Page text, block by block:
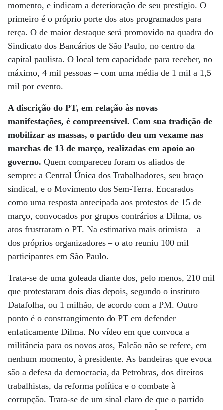
momento, e indicam a deterioração de seu prestígio. O
primeiro é o próprio porte dos atos programados para
terça. O de maior destaque será promovido na quadra do
Sindicato dos Bancários de São Paulo, no centro da
capital paulista. O local tem capacidade para receber, no
máximo, 4 mil pessoas – com uma média de 1 mil a 1,5
mil por evento.
A discrição do PT, em relação às novas
manifestações, é compreensível. Com sua tradição de
mobilizar as massas, o partido deu um vexame nas
marchas de 13 de março, realizadas em apoio ao
governo. Quem compareceu foram os aliados de
sempre: a Central Única dos Trabalhadores, seu braço
sindical, e o Movimento dos Sem-Terra. Encarados
como uma resposta antecipada aos protestos de 15 de
março, convocados por grupos contrários a Dilma, os
atos frustraram o PT. Na estimativa mais otimista – a
dos próprios organizadores – o ato reuniu 100 mil
participantes em São Paulo.
Trata-se de uma goleada diante dos, pelo menos, 210 mil
que protestaram dois dias depois, segundo o instituto
Datafolha, ou 1 milhão, de acordo com a PM. Outro
ponto é o constrangimento do PT em defender
enfaticamente Dilma. No vídeo em que convoca a
militância para os novos atos, Falcão não se refere, em
nenhum momento, à presidente. As bandeiras que evoca
são a defesa da democracia, da Petrobras, dos direitos
trabalhistas, da reforma política e o combate à
corrupção. Trata-se de um sinal claro de que o partido